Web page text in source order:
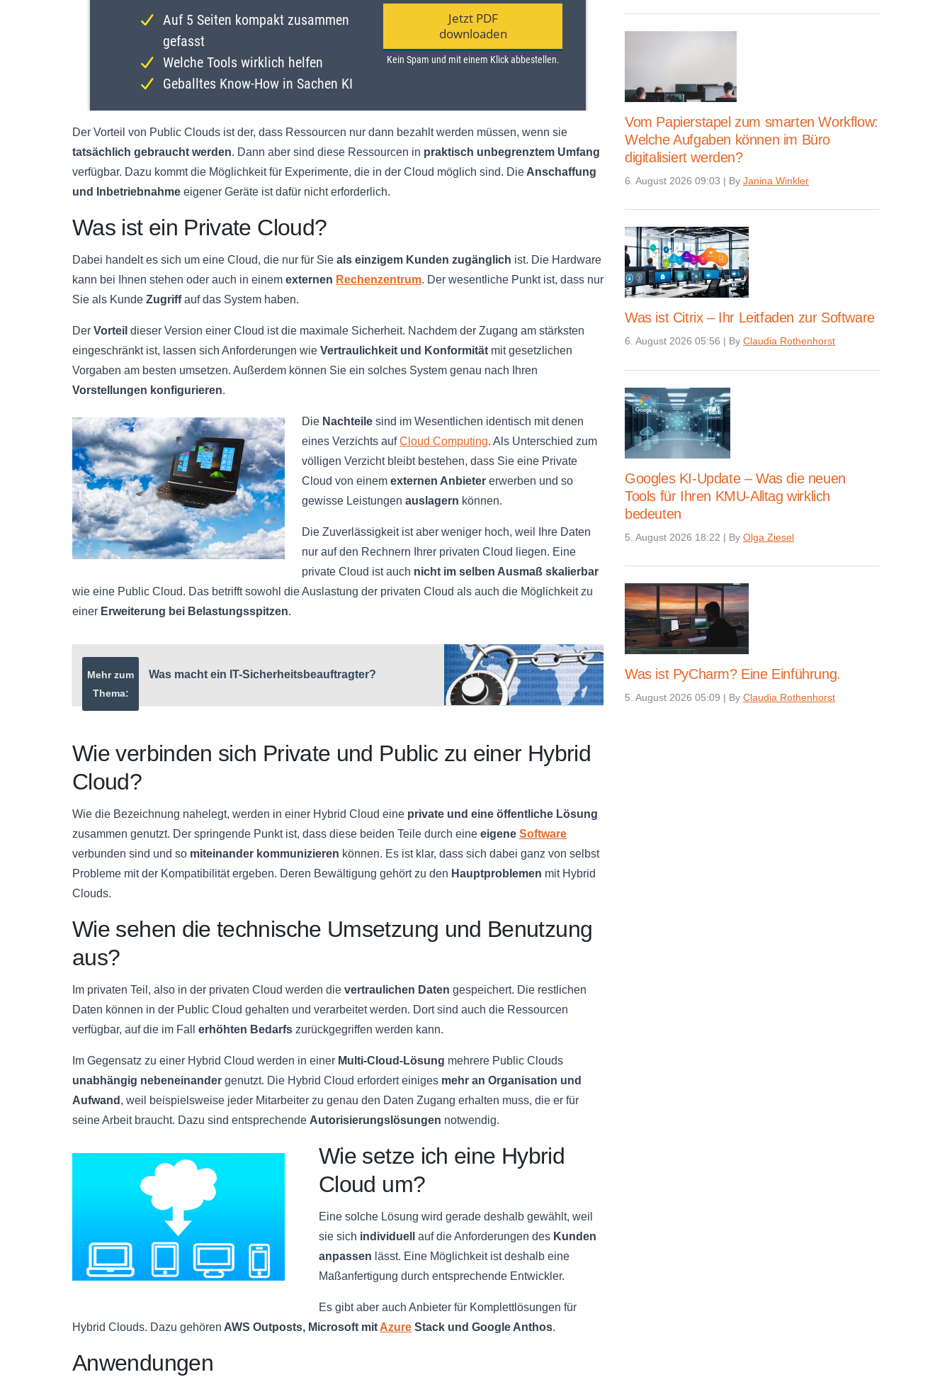
Der Vorteil von Public Clouds ist der, dass Ressourcen nur dann bezahlt werden müssen, wenn sie
tatsächlich gebraucht werden. Dann aber sind diese Ressourcen in praktisch unbegrenztem Umfang
verfügbar. Dazu kommt die Möglichkeit für Experimente, die in der Cloud möglich sind. Die Anschaffung
und Inbetriebnahme eigener Geräte ist dafür nicht erforderlich.
Was ist ein Private Cloud?
Dabei handelt es sich um eine Cloud, die nur für Sie als einzigem Kunden zugänglich ist. Die Hardware
kann bei Ihnen stehen oder auch in einem externen Rechenzentrum. Der wesentliche Punkt ist, dass nur
Sie als Kunde Zugriffauf das System haben.
Der Vorteil dieser Version einer Cloud ist die maximale Sicherheit. Nachdem der Zugang am stärksten
eingeschränkt ist, lassen sich Anforderungen wie Vertraulichkeit und Konformität mit gesetzlichen
Vorgaben am besten umsetzen. Außerdem können Sie ein solches System genau nach Ihren
Vorstellungen konfigurieren.
Die Nachteile sind im Wesentlichen identisch mit denen
eines Verzichts aufCloud Computing. Als Unterschied zum
völligen Verzicht bleibt bestehen, dass Sie eine Private
Cloud von einem externen Anbieter erwerben und so
gewisse Leistungen auslagern können.
Die Zuverlässigkeit ist aber weniger hoch, weil Ihre Daten
nur auf den Rechnern Ihrer privaten Cloud liegen. Eine
private Cloud ist auch nicht im selben Ausmaß skalierbar
wie eine Public Cloud. Das betrifft sowohl die Auslastung der privaten Cloud als auch die Möglichkeit zu
einer Erweiterung bei Belastungsspitzen.
Mehr zum
Thema:
Was macht ein IT-Sicherheitsbeauftragter?
Wie verbinden sich Private und Public zu einer Hybrid
Cloud?
Wie die Bezeichnung nahelegt, werden in einer Hybrid Cloud eine private und eine öffentliche Lösung
zusammen genutzt. Der springende Punkt ist, dass diese beiden Teile durch eine eigene Software
verbunden sind und so miteinander kommunizieren können. Es ist klar, dass sich dabei ganz von selbst
Probleme mit der Kompatibilität ergeben. Deren Bewältigung gehört zu den Hauptproblemen mit Hybrid
Clouds.
Wie sehen die technische Umsetzung und Benutzung
aus?
Im privaten Teil, also in der privaten Cloud werden die vertraulichen Daten gespeichert. Die restlichen
Daten können in der Public Cloud gehalten und verarbeitet werden. Dort sind auch die Ressourcen
verfügbar, auf die im Fall erhöhten Bedarfs zurückgegriffen werden kann.
Im Gegensatz zu einer Hybrid Cloud werden in einer Multi-Cloud-Lösung mehrere Public Clouds
unabhängig nebeneinander genutzt. Die Hybrid Cloud erfordert einiges mehr an Organisation und
Aufwand , weil beispielsweise jeder Mitarbeiter zu genau den Daten Zugang erhalten muss, die er für
seine Arbeit braucht. Dazu sind entsprechende Autorisierungslösungen notwendig.
Wie setze ich eine Hybrid
Cloud um?
Eine solche Lösung wird gerade deshalb gewählt, weil
sie sich individuell auf die Anforderungen des Kunden
anpassen lässt. Eine Möglichkeit ist deshalb eine
Maßanfertigung durch entsprechende Entwickler.
Es gibt aber auch Anbieter für Komplettlösungen für
Hybrid Clouds. Dazu gehören AWS Outposts, Microsoft mit Azure Stack und Google Anthos.
Anwendungen
Vom Papierstapel zum smarten Workflow:
Welche Aufgaben können im Büro
digitalisiert werden?
6. August 2026 09:03 | By Janina Winkler
Was ist Citrix – Ihr Leitfaden zur Software
6. August 2026 05:56 | By Claudia Rothenhorst
Googles KI-Update – Was die neuen
Tools für Ihren KMU-Alltag wirklich
bedeuten
5. August 2026 18:22 | By Olga Ziesel
Was ist PyCharm? Eine Einführung.
5. August 2026 05:09 | By Claudia Rothenhorst